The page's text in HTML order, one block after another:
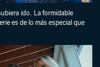
ido. La formidable
es de lo más especial que